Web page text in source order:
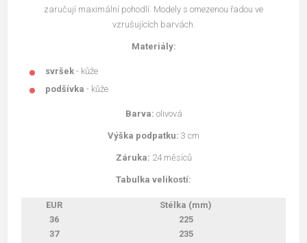
zaručují maximální pohodlí. Modely s omezenou řadou ve
vzrušujících barvách.
Materiály:
svršek - kůže
podšívka - kůže
Barva: olivová
Výška podpatku: 3 cm
Záruka: 24 měsíců
Tabulka velikostí:
EUR
Stélka (mm)
36
225
37
235